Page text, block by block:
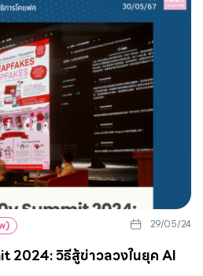
) 29/05/24
2024: วิธีสู้ข่าวลวงในยุค AI